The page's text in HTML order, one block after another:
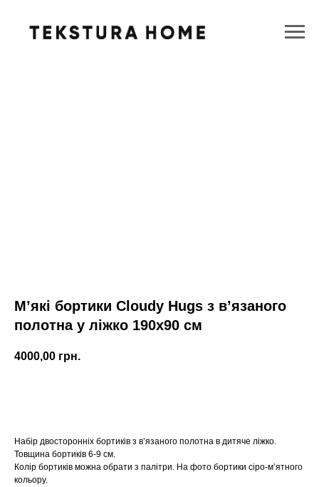
Мʼякі бортики Cloudy Hugs з вʼязаного
полотна у ліжко 190х90 см
4000,00 грн.
Набір двосторонніх бортиків з вʼязаного полотна в дитяче ліжко.
Товщина бортиків 6-9 см.
Колір бортиків можна обрати з палітри. На фото бортики сіро-мʼятного
кольору.